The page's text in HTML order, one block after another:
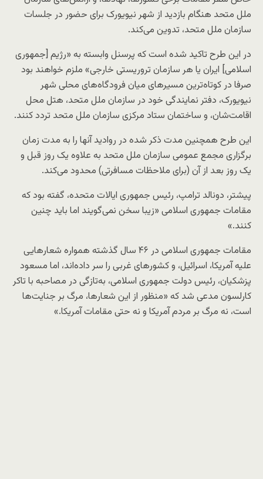
ملل متحد هنگام بازدید از شهر نیویورک برای حضور در جلسات
سازمان ملل متحد، تدوین می‌کند.
در این طرح تاکید شده است که پرسنل وابسته به «رژیم [جمهوری
اسلامی] ایران یا هر سازمان تروریستی خارجی» ملزم خواهند بود
صرفا در کوتاه‌ترین مسیرهای میان فرودگاه‌های محلی شهر
نیویورک، دفتر نمایندگی خود در سازمان ملل متحد، هتل محل
اقامت‌شان، و ساختمان ستاد مرکزی سازمان ملل متحد تردد کنند.
این طرح همچنین مدت ذکر شده در روادید آنها را به مدت زمان
برگزاری مجمع عمومی سازمان ملل متحد به علاوه یک روز قبل و
یک روز بعد از آن (برای ملاحظات مسافرتی) محدود می‌کند.
پیشتر، دونالد ترامپ، رئیس جمهوری ایالات متحده، گفته بود که
مقامات جمهوری اسلامی «زیبا سخن نمی‌گویند اما باید چنین
کنند.»
مقامات جمهوری اسلامی در ۴۶ سال گذشته همواره شعارهایی
علیه آمریکا، اسرائیل، و کشورهای غربی را سر داده‌اند، اما مسعود
پزشکیان، رئیس دولت جمهوری اسلامی، به‌تازگی در مصاحبه با تاکر
کارلسون مدعی شد که «منظور از این شعارها، مرگ بر جنایت‌ها
است، نه مرگ بر مردم آمریکا و نه حتی مقامات آمریکا.»